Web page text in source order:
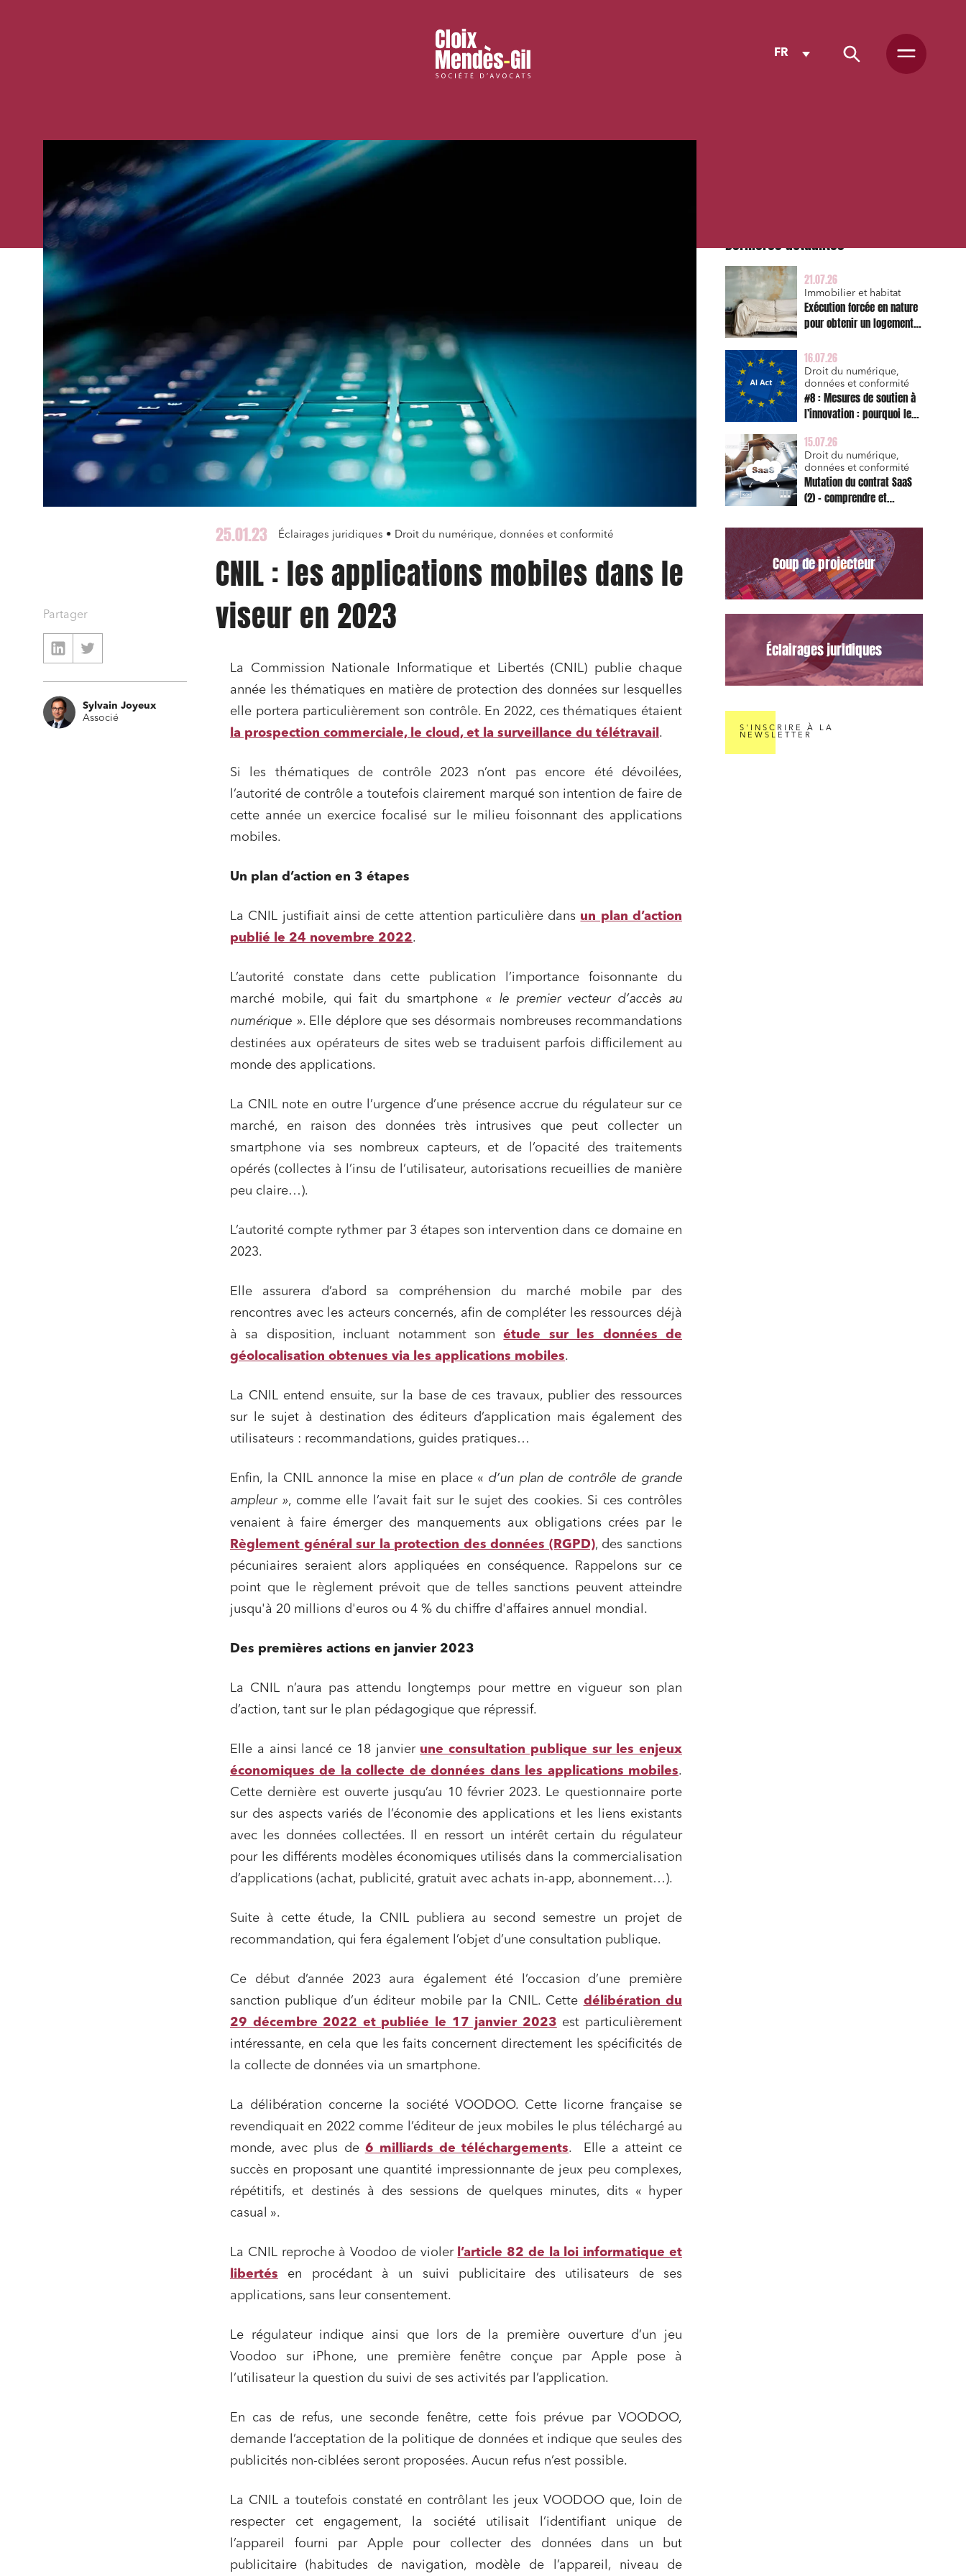
FR
25.01.23 Éclairages juridiques • Droit du numérique, données et conformité
CNIL : les applications mobiles dans le
viseur en 2023
La Commission Nationale Informatique et Libertés (CNIL) publie chaque
année les thématiques en matière de protection des données sur lesquelles
elle portera particulièrement son contrôle. En 2022, ces thématiques étaient
la prospection commerciale, le cloud, et la surveillance du télétravail .
Si les thématiques de contrôle 2023 n’ont pas encore été dévoilées,
l’autorité de contrôle a toutefois clairement marqué son intention de faire de
cette année un exercice focalisé sur le milieu foisonnant des applications
mobiles.
Un plan d’action en 3 étapes
La CNIL justifiait ainsi de cette attention particulière dans un plan d’action
publié le 24 novembre 2022.
L’autorité constate dans cette publication l’importance foisonnante du
marché mobile, qui fait du smartphone « le premier vecteur d’accès au
numérique ». Elle déplore que ses désormais nombreuses recommandations
destinées aux opérateurs de sites web se traduisent parfois difficilement au
monde des applications.
La CNIL note en outre l’urgence d’une présence accrue du régulateur sur ce
marché, en raison des données très intrusives que peut collecter un
smartphone via ses nombreux capteurs, et de l’opacité des traitements
opérés (collectes à l’insu de l’utilisateur, autorisations recueillies de manière
peu claire…).
L’autorité compte rythmer par 3 étapes son intervention dans ce domaine en
2023.
Elle assurera d’abord sa compréhension du marché mobile par des
rencontres avec les acteurs concernés, afin de compléter les ressources déjà
à sa disposition, incluant notamment sonétude sur les données de
géolocalisation obtenues via les applications mobiles.
La CNIL entend ensuite, sur la base de ces travaux, publier des ressources
sur le sujet à destination des éditeurs d’application mais également des
utilisateurs : recommandations, guides pratiques…
Enfin, la CNIL annonce la mise en place « d’un plan de contrôle de grande
ampleur », comme elle l’avait fait sur le sujet des cookies. Si ces contrôles
venaient à faire émerger des manquements aux obligations crées par le
Règlement général sur la protection des données (RGPD), des sanctions
pécuniaires seraient alors appliquées en conséquence. Rappelons sur ce
point que le règlement prévoit que de telles sanctions peuvent atteindre
jusqu'à 20 millions d'euros ou 4 % du chiffre d'affaires annuel mondial.
Des premières actions en janvier 2023
La CNIL n’aura pas attendu longtemps pour mettre en vigueur son plan
d’action, tant sur le plan pédagogique que répressif.
Elle a ainsi lancé ce 18 janvier une consultation publique sur les enjeux
économiques de la collecte de données dans les applications mobiles.
Cette dernière est ouverte jusqu’au 10 février 2023. Le questionnaire porte
sur des aspects variés de l’économie des applications et les liens existants
avec les données collectées. Il en ressort un intérêt certain du régulateur
pour les différents modèles économiques utilisés dans la commercialisation
d’applications (achat, publicité, gratuit avec achats in-app, abonnement…).
Suite à cette étude, la CNIL publiera au second semestre un projet de
recommandation, qui fera également l’objet d’une consultation publique.
Ce début d’année 2023 aura également été l’occasion d’une première
sanction publique d’un éditeur mobile par la CNIL. Cette délibération du
29 décembre 2022 et publiée le 17 janvier 2023 est particulièrement
intéressante, en cela que les faits concernent directement les spécificités de
la collecte de données via un smartphone.
La délibération concerne la société VOODOO. Cette licorne française se
revendiquait en 2022 comme l’éditeur de jeux mobiles le plus téléchargé au
monde, avec plus de 6 milliards de téléchargements. Elle a atteint ce
succès en proposant une quantité impressionnante de jeux peu complexes,
répétitifs, et destinés à des sessions de quelques minutes, dits « hyper
casual ».
La CNIL reproche à Voodoo de violer l’article 82 de la loi informatique et
libertés en procédant à un suivi publicitaire des utilisateurs de ses
applications, sans leur consentement.
Le régulateur indique ainsi que lors de la première ouverture d’un jeu
Voodoo sur iPhone, une première fenêtre conçue par Apple pose à
l’utilisateur la question du suivi de ses activités par l’application.
En cas de refus, une seconde fenêtre, cette fois prévue par VOODOO,
demande l’acceptation de la politique de données et indique que seules des
publicités non-ciblées seront proposées. Aucun refus n’est possible.
La CNIL a toutefois constaté en contrôlant les jeux VOODOO que, loin de
respecter cet engagement, la société utilisait l’identifiant unique de
l’appareil fourni par Apple pour collecter des données dans un but
publicitaire (habitudes de navigation, modèle de l’appareil, niveau de
Partager
Sylvain Joyeux
Associé
Dernières actualités
21.07.26
Immobilier et habitat
Exécution forcée en nature
pour obtenir un logement
triennale de l’action en
réparation
16.07.26
Droit du numérique,
données et conformité
#8 : Mesures de soutien à
l’innovation : pourquoi le
est d’abord un sujet de
risque juridique
15.07.26
Droit du numérique,
données et conformité
Mutation du contrat SaaS
(2) – comprendre et
types de la Commission
pour le Data Act
Coup de projecteur
Éclairages juridiques
S'INSCRIRE À LA
NEWSLETTER
Relations commerciales et contrats
Associations et acteurs de l’économie
sociale et solidaire
Media et édition Immobilier et habitat
Entreprises du numérique Établissements financiers
Mobilité et transport Règlement des litiges
Droit du numérique, données et
conformité
Relations sociales et droit du travail
Projets immobiliers
Droit des sociétés et Fusions-
Acquisitions
politique de confidentialité